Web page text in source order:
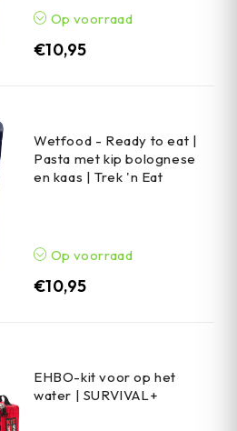
Op voorraad
€10,95
Wetfood - Ready to eat |
Pasta met kip bolognese
en kaas | Trek 'n Eat
Op voorraad
€10,95
EHBO-kit voor op het
water | SURVIVAL+